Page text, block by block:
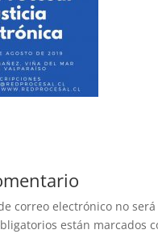
correo electrónico no
están marcados